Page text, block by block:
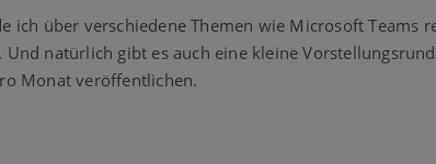
ich über verschiedene Themen wie Microsoft Teams
Und natürlich gibt es auch eine kleine
Monat veröffentlichen.